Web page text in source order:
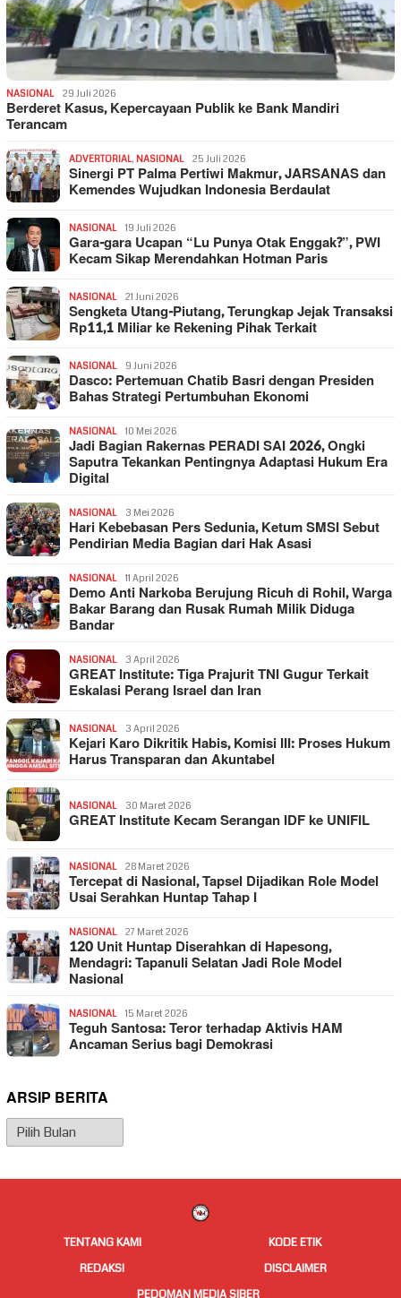
NASIONAL 29 Juli 2026
Berderet Kasus, Kepercayaan Publik ke Bank Mandiri
Terancam
ADVERTORIAL, NASIONAL 25 Juli 2026
Sinergi PT Palma Pertiwi Makmur, JARSANAS dan
Kemendes Wujudkan Indonesia Berdaulat
NASIONAL 19 Juli 2026
Gara-gara Ucapan “Lu Punya Otak Enggak?”, PWI
Kecam Sikap Merendahkan Hotman Paris
NASIONAL 21 Juni 2026
Sengketa Utang-Piutang, Terungkap Jejak Transaksi
Rp11,1 Miliar ke Rekening Pihak Terkait
NASIONAL 9 Juni 2026
Dasco: Pertemuan Chatib Basri dengan Presiden
Bahas Strategi Pertumbuhan Ekonomi
NASIONAL 10 Mei 2026
Jadi Bagian Rakernas PERADI SAI 2026, Ongki
Saputra Tekankan Pentingnya Adaptasi Hukum Era
Digital
NASIONAL 3 Mei 2026
Hari Kebebasan Pers Sedunia, Ketum SMSI Sebut
Pendirian Media Bagian dari Hak Asasi
NASIONAL 11 April 2026
Demo Anti Narkoba Berujung Ricuh di Rohil, Warga
Bakar Barang dan Rusak Rumah Milik Diduga
Bandar
NASIONAL 3 April 2026
GREAT Institute: Tiga Prajurit TNI Gugur Terkait
Eskalasi Perang Israel dan Iran
NASIONAL 3 April 2026
Kejari Karo Dikritik Habis, Komisi III: Proses Hukum
Harus Transparan dan Akuntabel
NASIONAL 30 Maret 2026
GREAT Institute Kecam Serangan IDF ke UNIFIL
NASIONAL 28 Maret 2026
Tercepat di Nasional, Tapsel Dijadikan Role Model
Usai Serahkan Huntap Tahap I
NASIONAL 27 Maret 2026
120 Unit Huntap Diserahkan di Hapesong,
Mendagri: Tapanuli Selatan Jadi Role Model
Nasional
NASIONAL 15 Maret 2026
Teguh Santosa: Teror terhadap Aktivis HAM
Ancaman Serius bagi Demokrasi
ARSIP BERITA
Arsip
Berita
TENTANG KAMI
KODE ETIK
REDAKSI
DISCLAIMER